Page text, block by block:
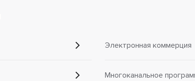
Электронная коммерция
Многоканальное